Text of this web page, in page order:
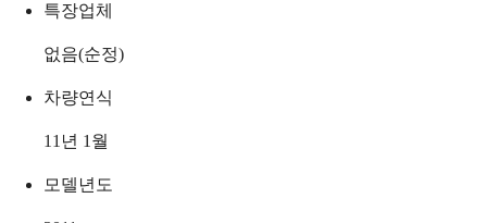
특장업체
없음(순정)
차량연식
11년 1월
모델년도